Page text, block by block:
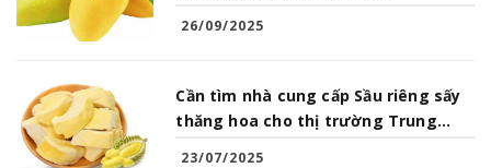
26/09/2025
Cần tìm nhà cung cấp Sầu riêng sấy
thăng hoa cho thị trường Trung
23/07/2025